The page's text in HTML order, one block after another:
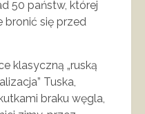
50 państw, której
bronić się przed
klasyczną „ruską
Tuska,
braku węgla,